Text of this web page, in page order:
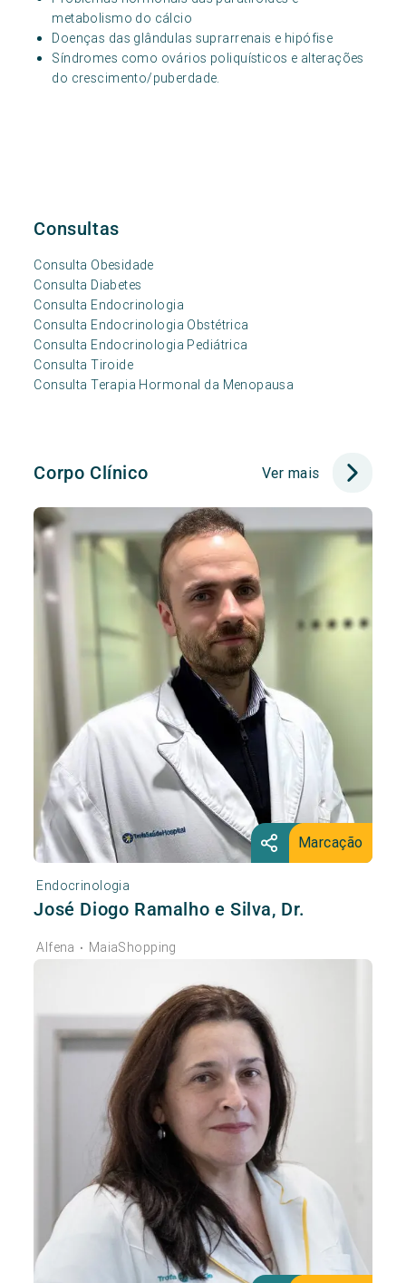
metabolismo do cálcio
Doenças das glândulas suprarrenais e hipófise
Síndromes como ovários poliquísticos e alterações
do crescimento/puberdade.
Consultas
Consulta Obesidade
Consulta Diabetes
Consulta Endocrinologia
Consulta Endocrinologia Obstétrica
Consulta Endocrinologia Pediátrica
Consulta Tiroide
Consulta Terapia Hormonal da Menopausa
Corpo Clínico Ver mais
Marcação
Endocrinologia
José Diogo Ramalho e Silva, Dr.
Alfena • MaiaShopping